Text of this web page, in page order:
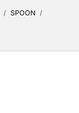
/ SPOON /